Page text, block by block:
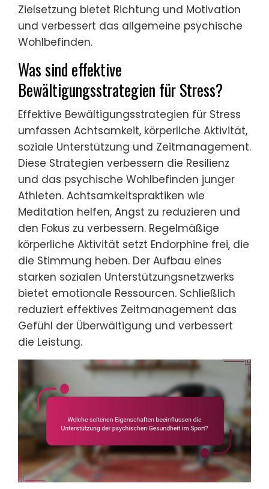
Zielsetzung bietet Richtung und Motivation
und verbessert das allgemeine psychische
Wohlbefinden.
Was sind effektive
Bewältigungsstrategien für Stress?
Effektive Bewältigungsstrategien für Stress
umfassen Achtsamkeit, körperliche Aktivität,
soziale Unterstützung und Zeitmanagement.
Diese Strategien verbessern die Resilienz
und das psychische Wohlbefinden junger
Athleten. Achtsamkeitspraktiken wie
Meditation helfen, Angst zu reduzieren und
den Fokus zu verbessern. Regelmäßige
körperliche Aktivität setzt Endorphine frei, die
die Stimmung heben. Der Aufbau eines
starken sozialen Unterstützungsnetzwerks
bietet emotionale Ressourcen. Schließlich
reduziert effektives Zeitmanagement das
Gefühl der Überwältigung und verbessert
die Leistung.